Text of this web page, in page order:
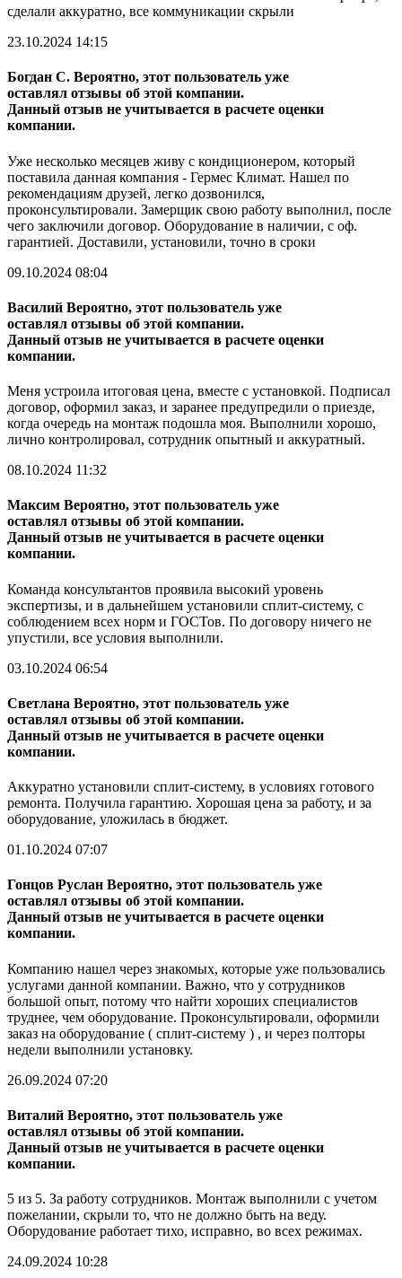
сделали аккуратно, все коммуникации скрыли
23.10.2024 14:15
Богдан С. Вероятно, этот пользователь уже
оставлял отзывы об этой компании.
Данный отзыв не учитывается в расчете оценки
компании.
Уже несколько месяцев живу с кондиционером, который
поставила данная компания - Гермес Климат. Нашел по
рекомендациям друзей, легко дозвонился,
проконсультировали. Замерщик свою работу выполнил, после
чего заключили договор. Оборудование в наличии, с оф.
гарантией. Доставили, установили, точно в сроки
09.10.2024 08:04
Василий Вероятно, этот пользователь уже
оставлял отзывы об этой компании.
Данный отзыв не учитывается в расчете оценки
компании.
Меня устроила итоговая цена, вместе с установкой. Подписал
договор, оформил заказ, и заранее предупредили о приезде,
когда очередь на монтаж подошла моя. Выполнили хорошо,
лично контролировал, сотрудник опытный и аккуратный.
08.10.2024 11:32
Максим Вероятно, этот пользователь уже
оставлял отзывы об этой компании.
Данный отзыв не учитывается в расчете оценки
компании.
Команда консультантов проявила высокий уровень
экспертизы, и в дальнейшем установили сплит-систему, с
соблюдением всех норм и ГОСТов. По договору ничего не
упустили, все условия выполнили.
03.10.2024 06:54
Светлана Вероятно, этот пользователь уже
оставлял отзывы об этой компании.
Данный отзыв не учитывается в расчете оценки
компании.
Аккуратно установили сплит-систему, в условиях готового
ремонта. Получила гарантию. Хорошая цена за работу, и за
оборудование, уложилась в бюджет.
01.10.2024 07:07
Гонцов Руслан Вероятно, этот пользователь уже
оставлял отзывы об этой компании.
Данный отзыв не учитывается в расчете оценки
компании.
Компанию нашел через знакомых, которые уже пользовались
услугами данной компании. Важно, что у сотрудников
большой опыт, потому что найти хороших специалистов
труднее, чем оборудование. Проконсультировали, оформили
заказ на оборудование ( сплит-систему ) , и через полторы
недели выполнили установку.
26.09.2024 07:20
Виталий Вероятно, этот пользователь уже
оставлял отзывы об этой компании.
Данный отзыв не учитывается в расчете оценки
компании.
5 из 5. За работу сотрудников. Монтаж выполнили с учетом
пожелании, скрыли то, что не должно быть на веду.
Оборудование работает тихо, исправно, во всех режимах.
24.09.2024 10:28